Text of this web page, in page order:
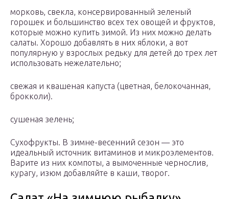
морковь, свекла, консервированный зеленый
горошек и большинство всех тех овощей и фруктов,
которые можно купить зимой. Из них можно делать
салаты. Хорошо добавлять в них яблоки, а вот
популярную у взрослых редьку для детей до трех лет
использовать нежелательно;
свежая и квашеная капуста (цветная, белокочанная,
брокколи).
сушеная зелень;
Сухофрукты. В зимне-весенний сезон — это
идеальный источник витаминов и микроэлементов.
Варите из них компоты, а вымоченные чернослив,
курагу, изюм добавляйте в каши, творог.